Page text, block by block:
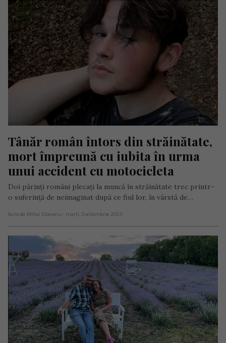
Tânăr român întors din străinătate,
mort împreună cu iubita în urma
unui accident cu motocicleta
Doi părinți români plecați la muncă în străinătate trec printr-
o suferință de neimaginat după ce fiul lor, în vârstă de…
Scris de Mihai Diaconu - marți, 3 octombrie 2023